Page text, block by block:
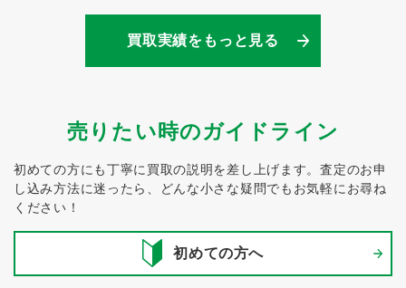
買取実績をもっと見る
売りたい時のガイドライン
初めての方にも丁寧に買取の説明を差し上げます。査定のお申
し込み方法に迷ったら、どんな小さな疑問でもお気軽にお尋ね
ください！
初めての方へ